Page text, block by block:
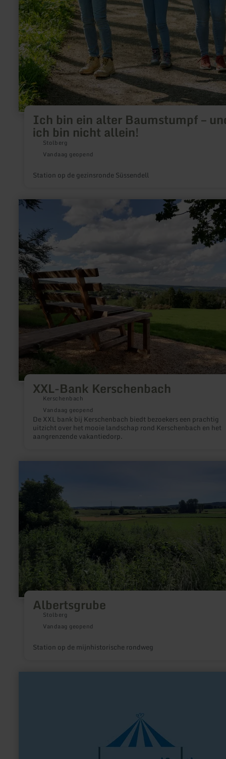
Ich bin ein alter Baumstumpf –
ich bin nicht allein!
Stolberg
Vandaag geopend
Station op de gezinsronde Süssendell
XXL-Bank Kerschenbach
Kerschenbach
Vandaag geopend
De XXL bank bij Kerschenbach biedt bezoekers een prachtig
uitzicht over het mooie landschap rond Kerschenbach en het
aangrenzende vakantiedorp.
meer
informatie
Bank
Kerschenbach
Albertsgrube
Stolberg
Vandaag geopend
Station op de mijnhistorische rondweg
over:
Albertsgrube